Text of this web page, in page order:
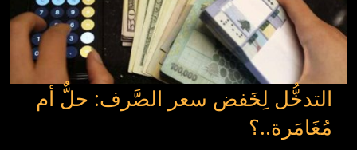
التدخُّل لِخَفض سعر الصَّرف: حلٌّ أم
مُغَامَرة..؟